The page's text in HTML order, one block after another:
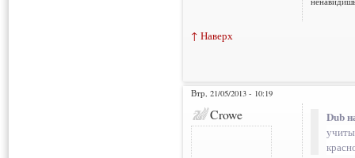
↑ Наверх
Втр, 21/05/2013 - 10:19
Crowe Dub